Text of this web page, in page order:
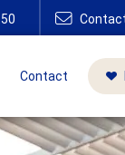
Contact